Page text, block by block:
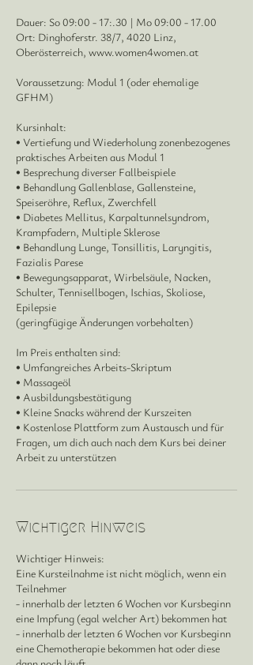
Dauer: So 09:00 - 17:.30 | Mo 09:00 - 17.00
Ort: Dinghoferstr. 38/7, 4020 Linz,
Oberösterreich, www.women4women.at
Voraussetzung: Modul 1 (oder ehemalige
GFHM)
Kursinhalt:
• Vertiefung und Wiederholung zonenbezogenes
praktisches Arbeiten aus Modul 1
• Besprechung diverser Fallbeispiele
• Behandlung Gallenblase, Gallensteine,
Speiseröhre, Reflux, Zwerchfell
• Diabetes Mellitus, Karpaltunnelsyndrom,
Krampfadern, Multiple Sklerose
• Behandlung Lunge, Tonsillitis, Laryngitis,
Fazialis Parese
• Bewegungsapparat, Wirbelsäule, Nacken,
Schulter, Tennisellbogen, Ischias, Skoliose,
Epilepsie
(geringfügige Änderungen vorbehalten)
Im Preis enthalten sind:
• Umfangreiches Arbeits-Skriptum
• Massageöl
• Ausbildungsbestätigung
• Kleine Snacks während der Kurszeiten
• Kostenlose Plattform zum Austausch und für
Fragen, um dich auch nach dem Kurs bei deiner
Arbeit zu unterstützen
Wichtiger Hinweis
Wichtiger Hinweis:
Eine Kursteilnahme ist nicht möglich, wenn ein
Teilnehmer
- innerhalb der letzten 6 Wochen vor Kursbeginn
eine Impfung (egal welcher Art) bekommen hat
- innerhalb der letzten 6 Wochen vor Kursbeginn
eine Chemotherapie bekommen hat oder diese